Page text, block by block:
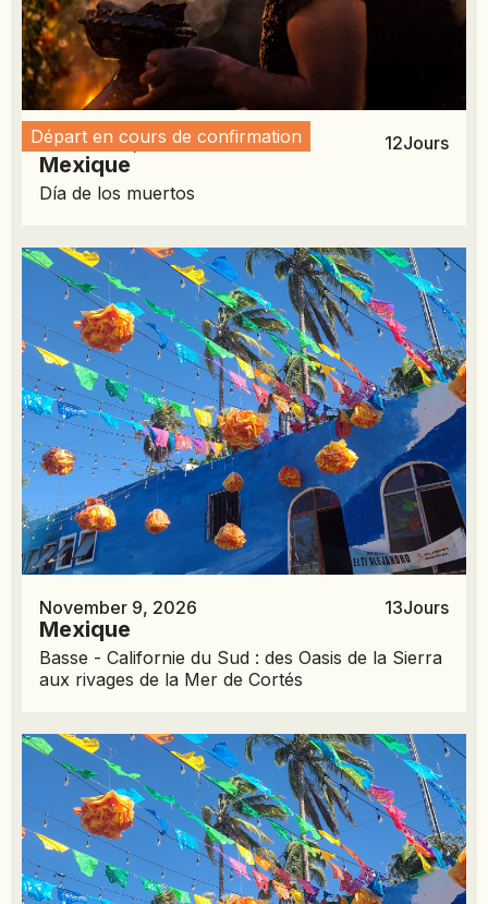
Départ en cours de confirmation
October 26, 2026 12Jours
Mexique
Día de los muertos
November 9, 2026 13Jours
Mexique
Basse - Californie du Sud : des Oasis de la Sierra
aux rivages de la Mer de Cortés